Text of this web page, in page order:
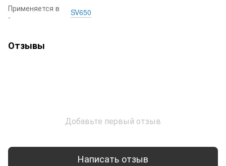
Применяется в
-
SV650
Отзывы
Добавьте первый отзыв
Написать отзыв